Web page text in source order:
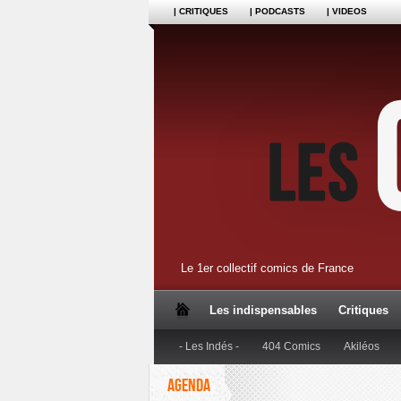
| CRITIQUES | PODCASTS | VIDEOS
Le 1er collectif comics de France
Les indispensables Critiques
- Les Indés - 404 Comics Akiléos
Dupuis Editions Anspach
AGENDA